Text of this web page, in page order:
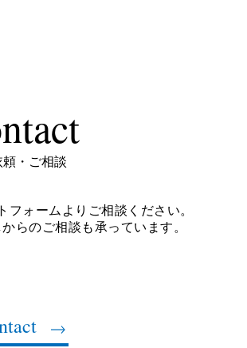
頼・ご相談
フォームよりご相談ください。
らのご相談も承っています。